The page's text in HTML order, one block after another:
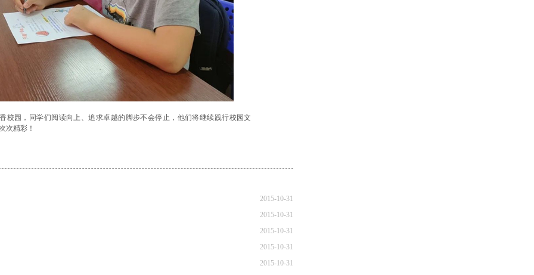
校园，同学们阅读向上、追求卓越的脚步不会停止，他们将继续践行校园文
次精彩！
2015-10-31
2015-10-31
2015-10-31
2015-10-31
2015-10-31